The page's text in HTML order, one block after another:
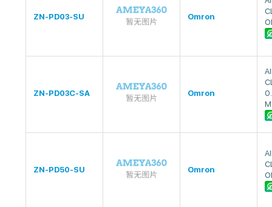
ZN-PD03-SU Omron
ZN-PD03C-SA Omron
ZN-PD50-SU Omron